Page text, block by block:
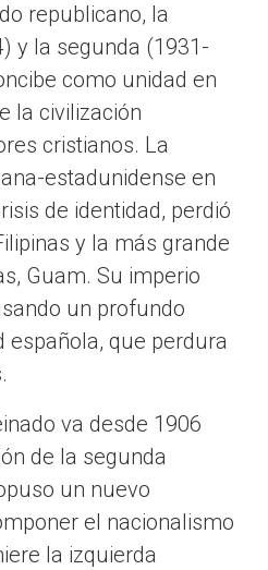
republicano, la
y la segunda (1931-
como unidad en
la civilización
cristianos. La
estadunidense en
de identidad, perdió
y la más grande
Guam. Su imperio
un profundo
española, que perdura
va desde 1906
de la segunda
un nuevo
el nacionalismo
la izquierda